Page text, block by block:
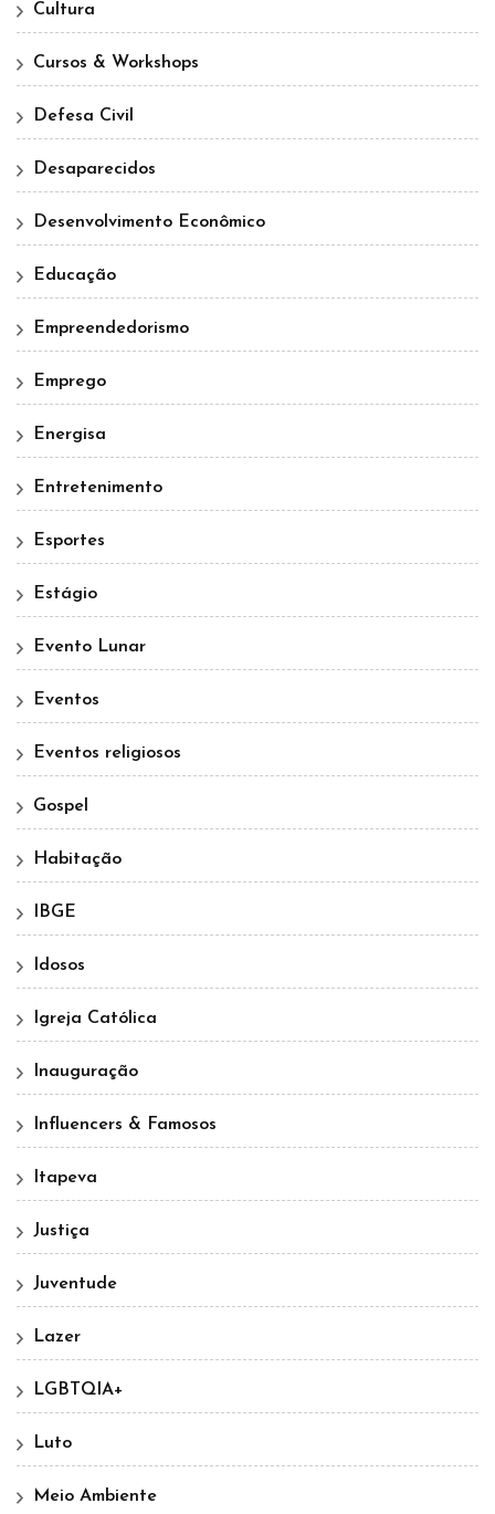
Cultura
Cursos & Workshops
Defesa Civil
Desaparecidos
Desenvolvimento Econômico
Educação
Empreendedorismo
Emprego
Energisa
Entretenimento
Esportes
Estágio
Evento Lunar
Eventos
Eventos religiosos
Gospel
Habitação
IBGE
Idosos
Igreja Católica
Inauguração
Influencers & Famosos
Itapeva
Justiça
Juventude
Lazer
LGBTQIA+
Luto
Meio Ambiente